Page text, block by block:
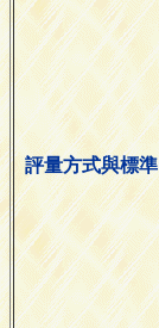
評量方式與標準